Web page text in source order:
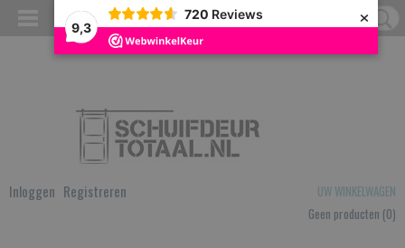
9,3
720 Reviews ×
Inloggen Registreren
UW WINKELWAGEN
Geen producten (0)